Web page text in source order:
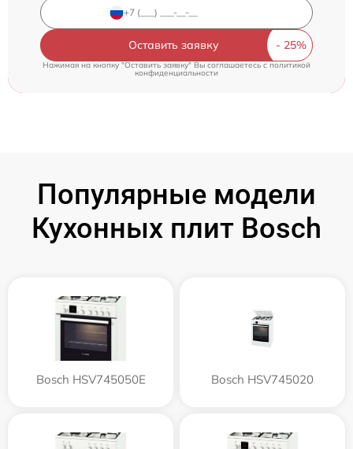
Оставить заявку
Нажимая на кнопку "Оставить заявку" Вы соглашаетесь cполитикой
конфиденциальности
Популярные модели
Кухонных плит Bosch
Bosch HSV745050E Bosch HSV745020